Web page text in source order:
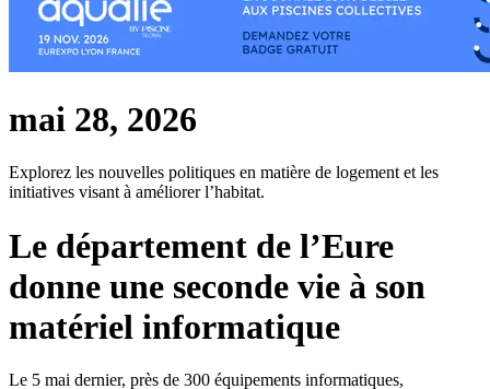
mai 28, 2026
Explorez les nouvelles politiques en matière de logement et les
initiatives visant à améliorer l’habitat.
Le département de l’Eure
donne une seconde vie à son
matériel informatique
Le 5 mai dernier, près de 300 équipements informatiques,